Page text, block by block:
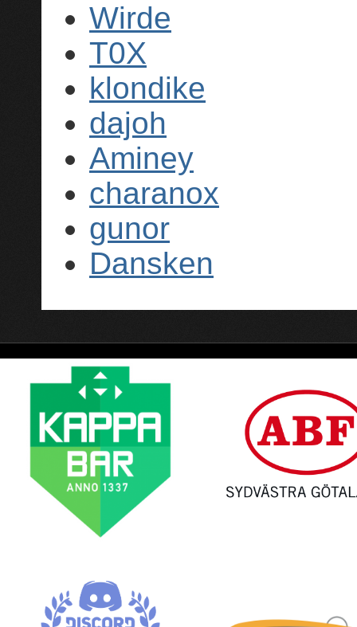
Wirde
T0X
klondike
dajoh
Aminey
charanox
gunor
Dansken